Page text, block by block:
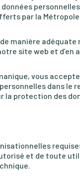
par la
manière
site web et d’en
vous
dans le
protection des
et de toute